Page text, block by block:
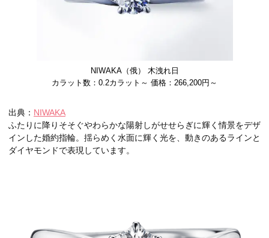
NIWAKA（俄） 木洩れ日
カラット数：0.2カラット～ 価格：266,200円～
出典： NIWAKA
ふたりに降りそそぐやわらかな陽射しがせせらぎに輝く情景をデザ
インした婚約指輪。揺らめく水面に輝く光を、動きのあるラインと
ダイヤモンドで表現しています。